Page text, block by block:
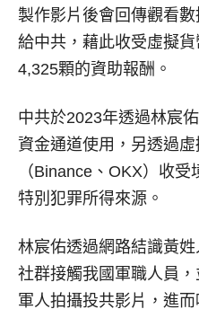
製作影片後會回傳觀看
給中共，藉此收受虛擬
4,325顆的資助報酬。
中共於2023年透過林宸
資金通道使用，另透過
（Binance、OKX）收
特別犯罪所得來源。
林宸佑透過網路結識黃
社群接觸我國軍職人員
軍人拍攝投共影片，進